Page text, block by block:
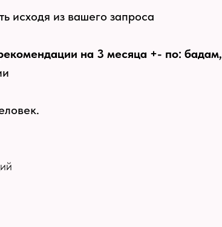
исходя из вашего запроса
на 3 месяца +- по: бадам,